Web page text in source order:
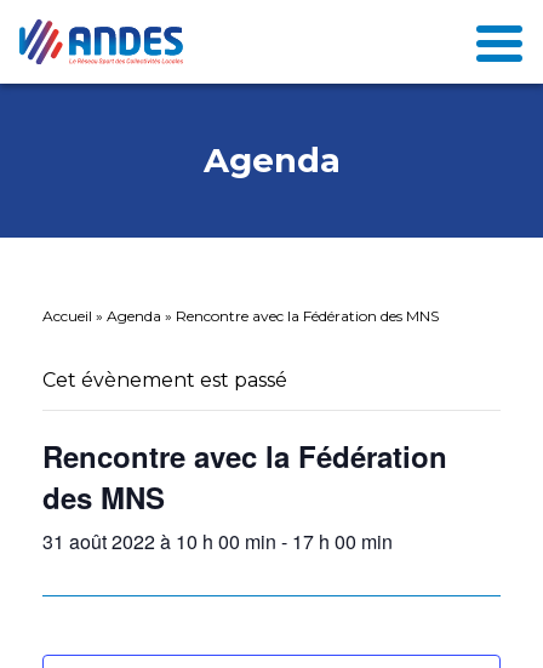
Agenda
Accueil » Agenda » Rencontre avec la Fédération des MNS
Cet évènement est passé
Rencontre avec la Fédération
des MNS
31 août 2022 à 10 h 00 min - 17 h 00 min